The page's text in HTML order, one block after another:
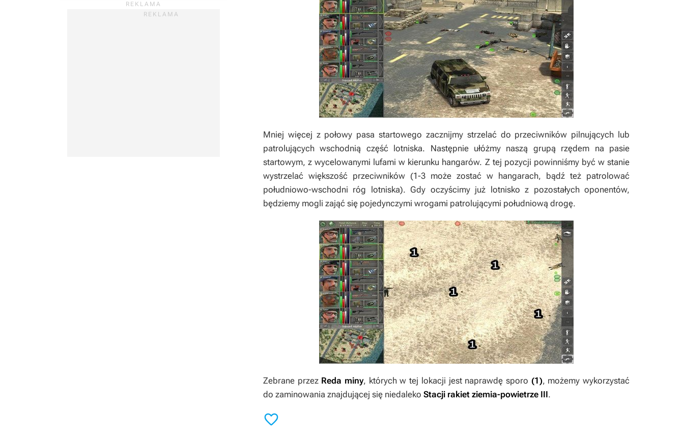
Mniej więcej z połowy pasa startowego zacznijmy strzelać do przeciwników pilnujących lub
patrolujących wschodnią część lotniska. Następnie ułóżmy naszą grupą rzędem na pasie
startowym, z wycelowanymi lufami w kierunku hangarów. Z tej pozycji powinniśmy być w stanie
wystrzelać większość przeciwników (1-3 może zostać w hangarach, bądź też patrolować
południowo-wschodni róg lotniska). Gdy oczyścimy już lotnisko z pozostałych oponentów,
będziemy mogli zająć się pojedynczymi wrogami patrolującymi południową drogę.
Zebrane przez Reda miny, których w tej lokacji jest naprawdę sporo (1), możemy wykorzystać
do zaminowania znajdującej się niedaleko Stacji rakiet ziemia-powietrze III.
